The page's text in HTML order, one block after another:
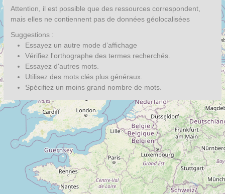
Attention, il est possible que des ressources correspondent,
mais elles ne contiennent pas de données géolocalisées
Suggestions :
Essayez un autre mode d’affichage
Vérifiez l'orthographe des termes recherchés.
Essayez d'autres mots.
Utilisez des mots clés plus généraux.
Spécifiez un moins grand nombre de mots.